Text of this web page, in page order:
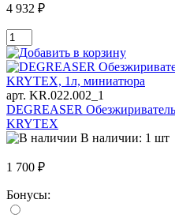
4 932 ₽
арт. KR.022.002_1
DEGREASER
KRYTEX
В наличии: 1 шт
1 700 ₽
Бонусы: